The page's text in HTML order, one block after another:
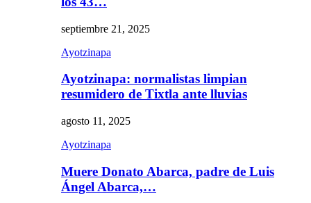
septiembre 21, 2025
Ayotzinapa
Ayotzinapa: normalistas limpian
resumidero de Tixtla ante lluvias
agosto 11, 2025
Ayotzinapa
Muere Donato Abarca, padre de Luis
Ángel Abarca,…